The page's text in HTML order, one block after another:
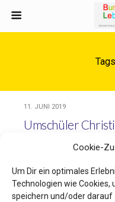
Cookie-
Um Dir ein optimales
Technologien wie
speichern und/oder darauf
11. JUNI 2019
Umschüler
spezialisiert sich